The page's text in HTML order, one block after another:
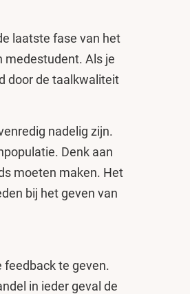
laatste fase van het
medestudent. Als je
door de taalkwaliteit
nadelig zijn.
Denk aan
moeten maken. Het
bij het geven van
feedback te geven.
in ieder geval de